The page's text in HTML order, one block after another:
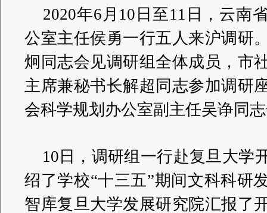
2020年6月10日至11日，云南
公室主任侯勇一行五人来沪调研
炯同志会见调研组全体成员，市
主席兼秘书长解超同志参加调研
会科学规划办公室副主任吴诤同
10日，调研组一行赴复旦大学
绍了学校“十三五”期间文科科研
智库复旦大学发展研究院汇报了